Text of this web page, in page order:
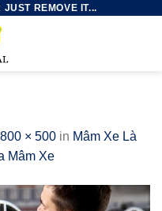
REMOVE IT...
800 × 500 in Mâm Xe Là
Mâm Xe